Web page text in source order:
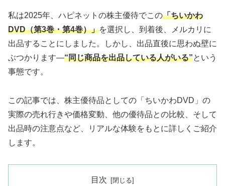
私は2025年、ハピネットの株主優待でこの「ちいかわ
DVD（第3巻・第4巻）」を選択し、到着後、メルカリに
出品することにしました。しかし、出品直後に思わぬ壁に
ぶつかります—“同じ商品を出品している人がいる”という
事態です。
この記事では、株主優待品としての「ちいかわDVD」の
実際の売れ行きや価格変動、他の優待品との比較、そして
出品時の注意点など、リアルな体験をもとに詳しくご紹介
します。
目次